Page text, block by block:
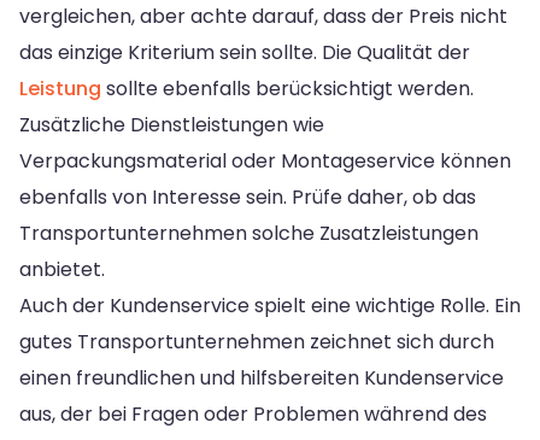
vergleichen, aber achte darauf, dass der Preis nicht
das einzige Kriterium sein sollte. Die Qualität der
Leistung sollte ebenfalls berücksichtigt werden.
Zusätzliche Dienstleistungen wie
Verpackungsmaterial oder Montageservice können
ebenfalls von Interesse sein. Prüfe daher, ob das
Transportunternehmen solche Zusatzleistungen
anbietet.
Auch der Kundenservice spielt eine wichtige Rolle. Ein
gutes Transportunternehmen zeichnet sich durch
einen freundlichen und hilfsbereiten Kundenservice
aus, der bei Fragen oder Problemen während des